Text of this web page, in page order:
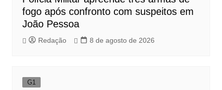
fogo após confronto com suspeitos em
João Pessoa
Redação 8 de agosto de 2026
G1